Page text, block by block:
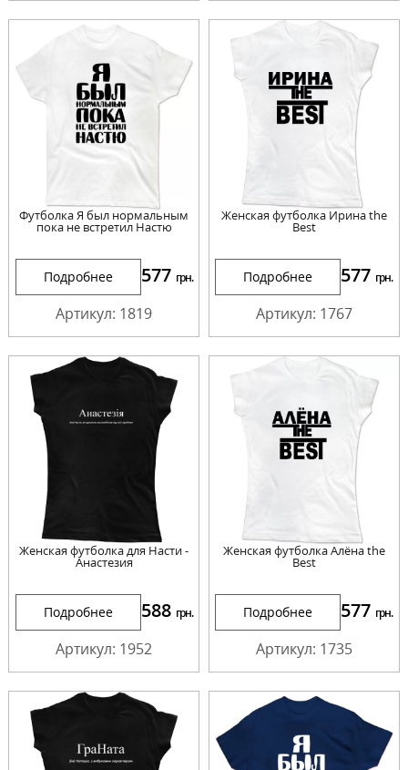
Футболка Я был нормальным
пока не встретил Настю
Подробнее 577 грн.
Артикул: 1819
Женская футболка Ирина the
Best
Подробнее 577 грн.
Артикул: 1767
Женская футболка для Насти -
Анастезия
Подробнее 588 грн.
Артикул: 1952
Женская футболка Алёна the
Best
Подробнее 577 грн.
Артикул: 1735